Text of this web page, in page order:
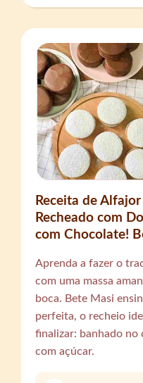
Receita de
Recheado com
com Chocolate!
Aprenda a fazer o
com uma massa
boca. Bete Masi
perfeita, o recheio
finalizar: banhado
com açúcar.